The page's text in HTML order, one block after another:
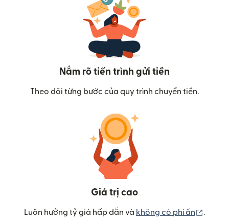
Nắm rõ tiến trình gửi tiền
Theo dõi từng bước của quy trình chuyển tiền.
Giá trị cao
Luôn hưởng tỷ giá hấp dẫn và không có phí ẩn .